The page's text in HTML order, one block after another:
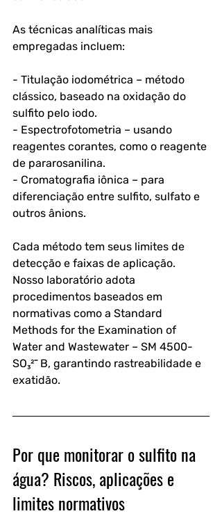
As técnicas analíticas mais
empregadas incluem:
- Titulação iodométrica – método
clássico, baseado na oxidação do
sulfito pelo iodo.
- Espectrofotometria – usando
reagentes corantes, como o reagente
de pararosanilina.
- Cromatografia iônica – para
diferenciação entre sulfito, sulfato e
outros ânions.
Cada método tem seus limites de
detecção e faixas de aplicação.
Nosso laboratório adota
procedimentos baseados em
normativas como a Standard
Methods for the Examination of
Water and Wastewater – SM 4500-
SO₃²⁻ B, garantindo rastreabilidade e
exatidão.
Por que monitorar o sulfito na
água? Riscos, aplicações e
limites normativos